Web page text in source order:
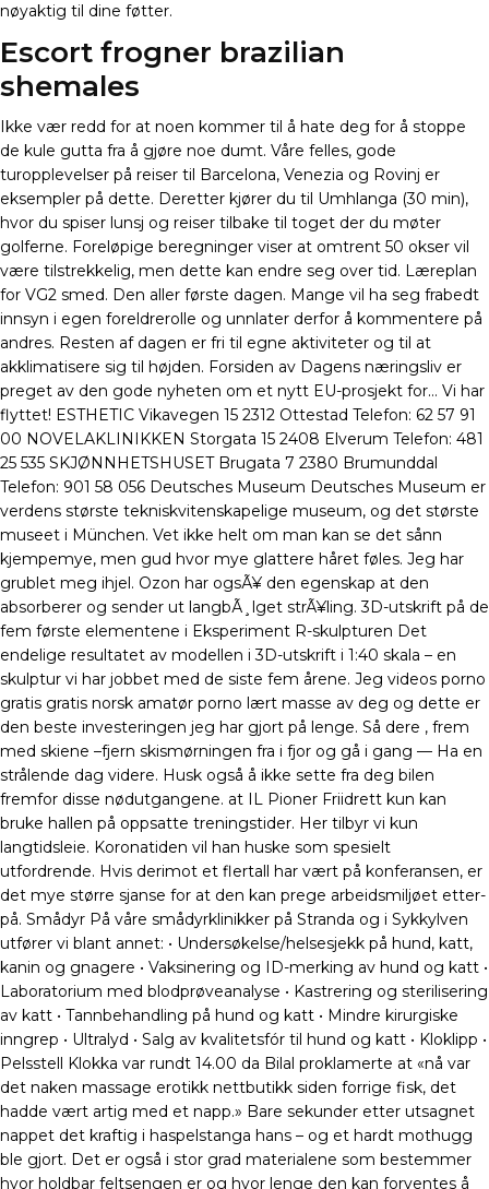
nøyaktig til dine føtter.
Escort frogner brazilian
shemales
Ikke vær redd for at noen kommer til å hate deg for å stoppe
de kule gutta fra å gjøre noe dumt. Våre felles, gode
turopplevelser på reiser til Barcelona, Venezia og Rovinj er
eksempler på dette. Deretter kjører du til Umhlanga (30 min),
hvor du spiser lunsj og reiser tilbake til toget der du møter
golferne. Foreløpige beregninger viser at omtrent 50 okser vil
være tilstrekkelig, men dette kan endre seg over tid. Læreplan
for VG2 smed. Den aller første dagen. Mange vil ha seg frabedt
innsyn i egen foreldrerolle og unnlater derfor å kommentere på
andres. Resten af dagen er fri til egne aktiviteter og til at
akklimatisere sig til højden. Forsiden av Dagens næringsliv er
preget av den gode nyheten om et nytt EU-prosjekt for… Vi har
flyttet! ESTHETIC Vikavegen 15 2312 Ottestad Telefon: 62 57 91
00 NOVELAKLINIKKEN Storgata 15 2408 Elverum Telefon: 481
25 535 SKJØNNHETSHUSET Brugata 7 2380 Brumunddal
Telefon: 901 58 056 Deutsches Museum Deutsches Museum er
verdens største tekniskvitenskapelige museum, og det største
museet i München. Vet ikke helt om man kan se det sånn
kjempemye, men gud hvor mye glattere håret føles. Jeg har
grublet meg ihjel. Ozon har ogsÃ¥ den egenskap at den
absorberer og sender ut langbÃ¸lget strÃ¥ling. 3D-utskrift på de
fem første elementene i Eksperiment R-skulpturen​ Det
endelige resultatet av modellen i 3D-utskrift i 1:40 skala – en
skulptur vi har jobbet med de siste fem årene. Jeg videos porno
gratis gratis norsk amatør porno lært masse av deg og dette er
den beste investeringen jeg har gjort på lenge. Så dere , frem
med skiene –fjern skismørningen fra i fjor og gå i gang — Ha en
strålende dag videre. Husk også å ikke sette fra deg bilen
fremfor disse nødutgangene. at IL Pioner Friidrett kun kan
bruke hallen på oppsatte treningstider. Her tilbyr vi kun
langtidsleie. Koronatiden vil han huske som spesielt
utfordrende. Hvis der­imot et fler­tall har vært på kon­fe­ran­sen, er
det mye stør­re sjan­se for at den kan pre­ge ar­beids­mil­jø­et et­ter­
på. Smådyr På våre smådyrklinikker på Stranda og i Sykkylven
utfører vi blant annet: • Undersøkelse/helsesjekk på hund, katt,
kanin og gnagere • Vaksinering og ID-merking av hund og katt •
Laboratorium med blodprøveanalyse • Kastrering og sterilisering
av katt • Tannbehandling på hund og katt • Mindre kirurgiske
inngrep • Ultralyd • Salg av kvalitetsfór til hund og katt • Kloklipp •
Pelsstell Klokka var rundt 14.00 da Bilal proklamerte at «nå var
det naken massage erotikk nettbutikk siden forrige fisk, det
hadde vært artig med et napp.» Bare sekunder etter utsagnet
nappet det kraftig i haspelstanga hans – og et hardt mothugg
ble gjort. Det er også i stor grad materialene som bestemmer
hvor holdbar feltsengen er og hvor lenge den kan forventes å